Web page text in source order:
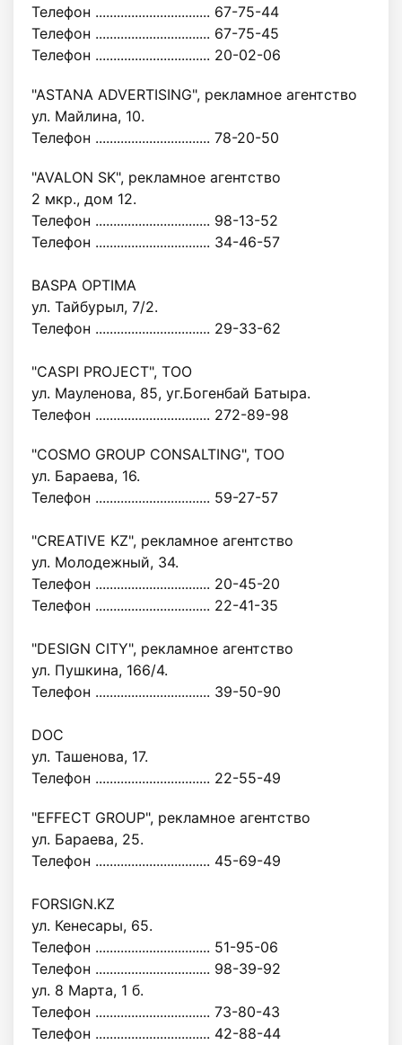
Телефон ................................ 67-75-44
Телефон ................................ 67-75-45
Телефон ................................ 20-02-06
"ASTANA ADVERTISING", рекламное агентство
ул. Майлина, 10.
Телефон ................................ 78-20-50
"AVALON SK", рекламное агентство
2 мкр., дом 12.
Телефон ................................ 98-13-52
Телефон ................................ 34-46-57
BASPA OPTIMA
ул. Тайбурыл, 7/2.
Телефон ................................ 29-33-62
"CASPI PROJECT", ТОО
ул. Мауленова, 85, уг.Богенбай Батыра.
Телефон ................................ 272-89-98
"COSMO GROUP CONSALTING", TOO
ул. Бараева, 16.
Телефон ................................ 59-27-57
"CREATIVE KZ", рекламное агентство
ул. Молодежный, 34.
Телефон ................................ 20-45-20
Телефон ................................ 22-41-35
"DESIGN CITY", рекламное агентство
ул. Пушкина, 166/4.
Телефон ................................ 39-50-90
DOC
ул. Ташенова, 17.
Телефон ................................ 22-55-49
"EFFECT GROUP", рекламное агентство
ул. Бараева, 25.
Телефон ................................ 45-69-49
FORSIGN.KZ
ул. Кенесары, 65.
Телефон ................................ 51-95-06
Телефон ................................ 98-39-92
ул. 8 Марта, 1 б.
Телефон ................................ 73-80-43
Телефон ................................ 42-88-44